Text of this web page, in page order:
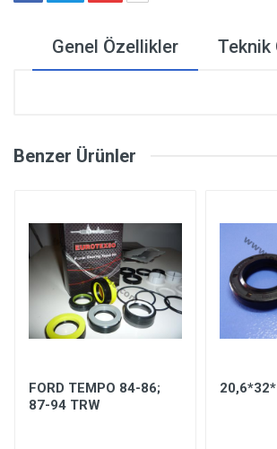
Genel Özellikler Teknik
Benzer Ürünler
FORD TEMPO 84-86;
87-94 TRW